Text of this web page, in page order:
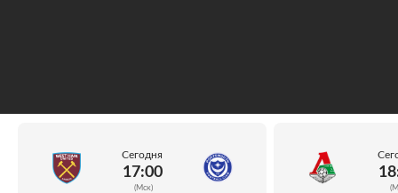
Сегодня
17:00
(Мск)